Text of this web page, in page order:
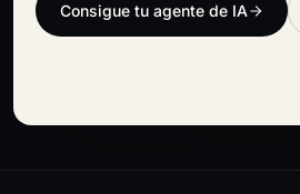
Consigue tu agente de IA